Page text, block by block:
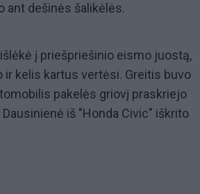
ant dešinės šalikėlės.
į priešpriešinio eismo juostą,
ir kelis kartus vertėsi. Greitis buvo
pakelės griovį praskriejo
Dausinienė iš "Honda Civic" iškrito